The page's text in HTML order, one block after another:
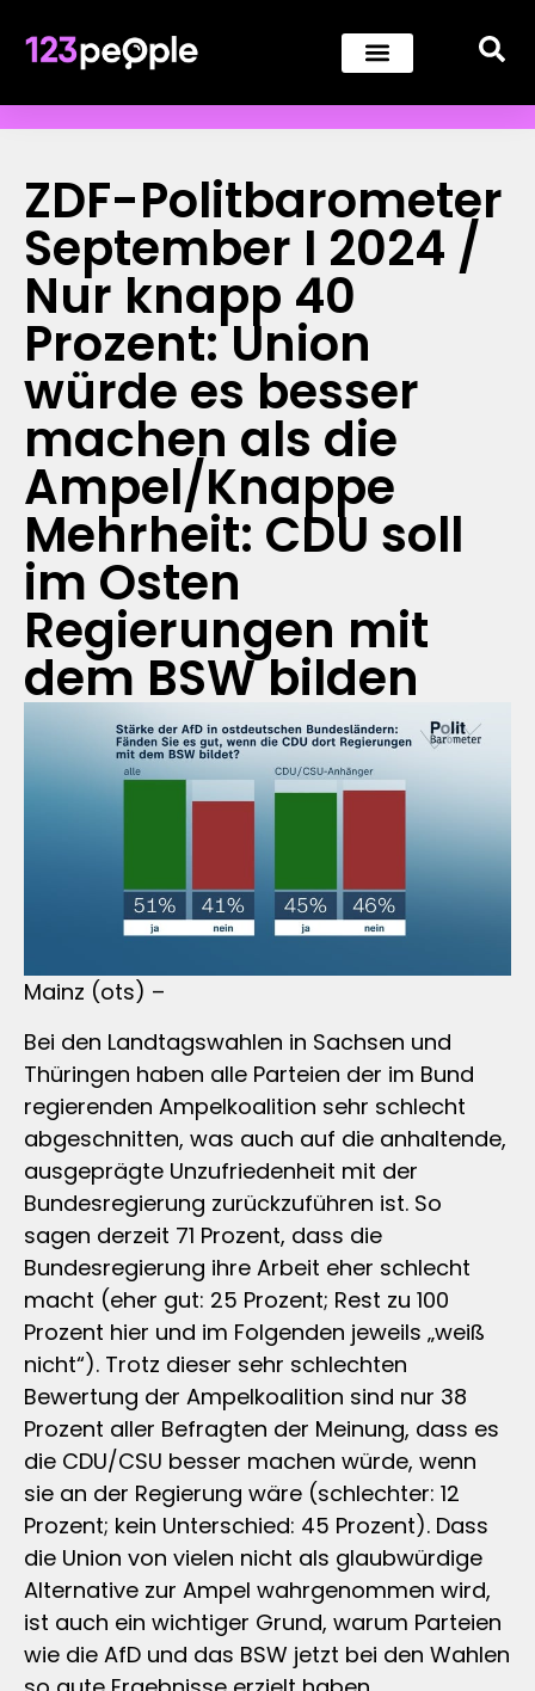
ZDF-Politbarometer
September I 2024 /
Nur knapp 40
Prozent: Union
würde es besser
machen als die
Ampel/Knappe
Mehrheit: CDU soll
im Osten
Regierungen mit
dem BSW bilden
Mainz (ots) –
Bei den Landtagswahlen in Sachsen und
Thüringen haben alle Parteien der im Bund
regierenden Ampelkoalition sehr schlecht
abgeschnitten, was auch auf die anhaltende,
ausgeprägte Unzufriedenheit mit der
Bundesregierung zurückzuführen ist. So
sagen derzeit 71 Prozent, dass die
Bundesregierung ihre Arbeit eher schlecht
macht (eher gut: 25 Prozent; Rest zu 100
Prozent hier und im Folgenden jeweils „weiß
nicht“). Trotz dieser sehr schlechten
Bewertung der Ampelkoalition sind nur 38
Prozent aller Befragten der Meinung, dass es
die CDU/CSU besser machen würde, wenn
sie an der Regierung wäre (schlechter: 12
Prozent; kein Unterschied: 45 Prozent). Dass
die Union von vielen nicht als glaubwürdige
Alternative zur Ampel wahrgenommen wird,
ist auch ein wichtiger Grund, warum Parteien
wie die AfD und das BSW jetzt bei den Wahlen